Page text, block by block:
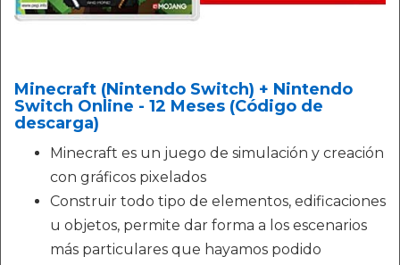
Minecraft (Nintendo Switch) + Nintendo
Switch Online - 12 Meses (Código de
descarga)
Minecraft es un juego de simulación y creación
con gráficos pixelados
Construir todo tipo de elementos, edificaciones
u objetos, permite dar forma a los escenarios
más particulares que hayamos podido